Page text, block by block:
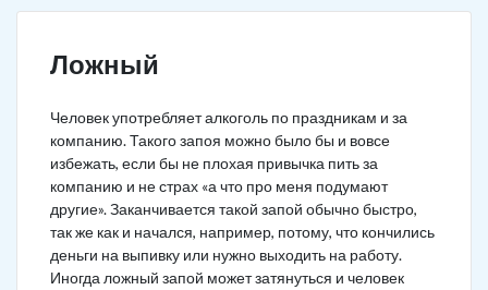
Ложный
Человек употребляет алкоголь по праздникам и за
компанию. Такого запоя можно было бы и вовсе
избежать, если бы не плохая привычка пить за
компанию и не страх «а что про меня подумают
другие». Заканчивается такой запой обычно быстро,
так же как и начался, например, потому, что кончились
деньги на выпивку или нужно выходить на работу.
Иногда ложный запой может затянуться и человек